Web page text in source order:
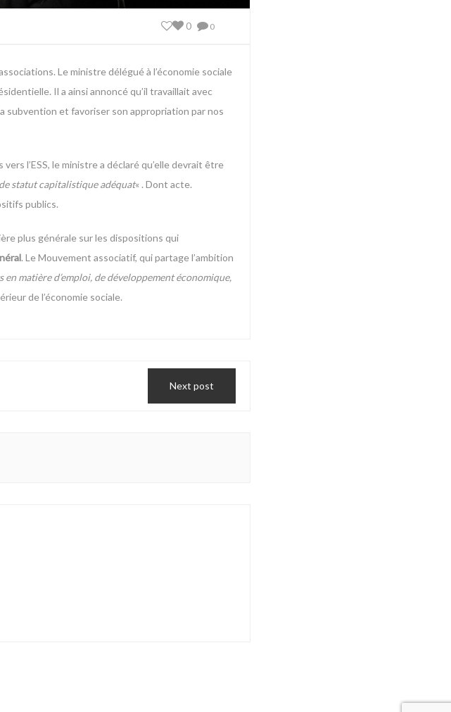
0
0
Le ministre délégué à l’économie sociale
Il a ainsi annoncé qu’il travaillait avec
subvention et favoriser son appropriation par nos
l’ESS, le ministre a déclaré qu’elle devrait être
statut capitalistique adéquat« . Dont acte.
publics.
plus générale sur les dispositions qui
. Le Mouvement associatif, qui partage l’ambition
matière d’emploi, de développement économique,
de l’économie sociale.
Next post